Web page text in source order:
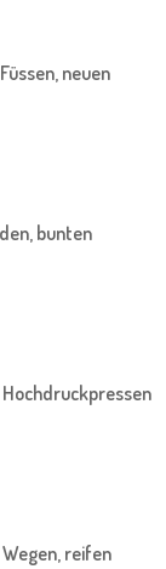
neuen
bunten
reifen